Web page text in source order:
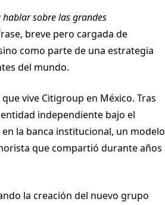
hablar sobre las grandes
breve pero cargada de
como parte de una estrategia
del mundo.
vive Citigroup en México. Tras
independiente bajo el
la banca institucional, un modelo
que compartió durante años
la creación del nuevo grupo